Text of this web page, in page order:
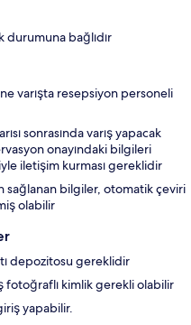
durumuna bağlıdır
varışta resepsiyon personeli
sonrasında varış yapacak
onayındaki bilgileri
iletişim kurması gereklidir
sağlanan bilgiler, otomatik çeviri
olabilir
depozitosu gereklidir
fotoğraflı kimlik gerekli olabilir
yapabilir.